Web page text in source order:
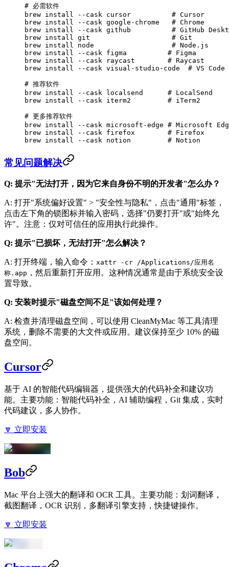
# 必需软件
brew install --cask cursor
          # Cursor
brew install --cask google-chrome
   # Chrome
brew install --cask github
# GitHub
brew install git
                    # Git
brew install node
                   # Node.js
brew install --cask figma
          # Figma
brew install --cask raycast
        # Raycast
brew install --cask visual-studio-code
  # VS Code
# 推荐软件
brew install --cask localsend
      # LocalSend
brew install --cask iterm2
         # iTerm2
# 更多推荐软件
brew install --cask microsoft-edge # Microsoft
brew install --cask firefox
        # Firefox
brew install --cask notion
         # Notion
常见问题解决
Q: 提示"无法打开，因为它来自身份不明的开发者"怎么办？
A: 打开"系统偏好设置" > "安全性与隐私"，点击"通用"标签，
点击左下角的锁图标并输入密码，选择"仍要打开"或"始终允
许"。注意：仅对可信任的应用执行此操作。
Q: 提示"已损坏，无法打开"怎么解决？
A: 打开终端，输入命令： xattr -cr /Applications/应用名
称.app ，然后重新打开应用。这种情况通常是由于系统安全设
置导致。
Q: 安装时提示"磁盘空间不足"该如何处理？
A: 检查并清理磁盘空间，可以使用 CleanMyMac 等工具清理
系统，删除不需要的大文件或应用。建议保持至少 10% 的磁
盘空间。
Cursor
基于 AI 的智能代码编辑器，提供强大的代码补全和建议功
能。主要功能：智能代码补全，AI 辅助编程，Git 集成，实时
代码建议，多人协作。
🔽 立即安装
Bob
Mac 平台上强大的翻译和 OCR 工具。主要功能：划词翻译，
截图翻译，OCR 识别，多翻译引擎支持，快捷键操作。
🔽 立即安装